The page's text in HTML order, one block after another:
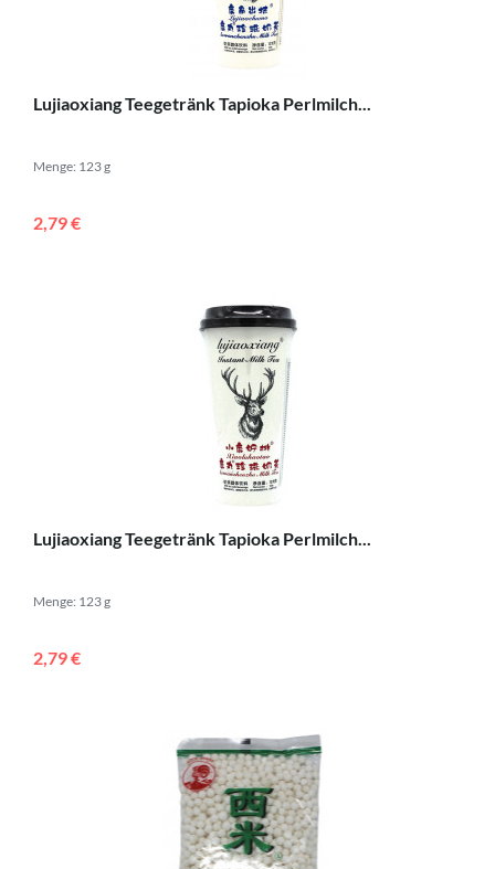
Lujiaoxiang Teegetränk Tapioka Perlmilch...
Menge: 123 g
2,79 €
Lujiaoxiang Teegetränk Tapioka Perlmilch...
Menge: 123 g
2,79 €